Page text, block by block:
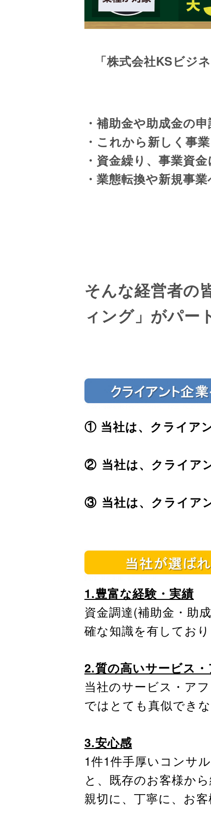
「株式会社KSビジ
・補助金や助成金の
・これから新しく事
・資金繰り、事業資
・業態転換や新規事
そんな経営者の
ィング」がパー
① 当社は、クライア
② 当社は、クライア
③ 当社は、クライア
1.豊富な経験・実績
資金調達(補助金・助
確な知識を有してお
2.質の高いサービス
当社のサービス・ア
ではとても真似でき
3.安心感
1件1件手厚いコンサ
と、既存のお客様か
親切に、丁寧に、お